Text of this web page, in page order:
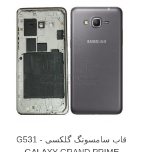
قاب سامسونگ گلکسی G531 -